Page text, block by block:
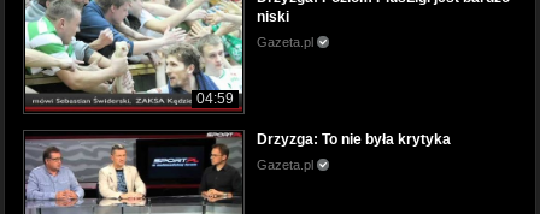
04:59
niski
Gazeta.pl
Drzyzga: To nie była krytyka
Gazeta.pl